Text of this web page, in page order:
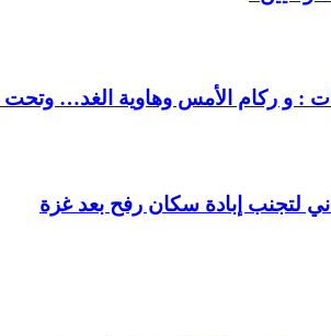
: و ركام الأمس وهاوية الغد… وتحت
لتجنب إبادة سكان رفح بعد غزة